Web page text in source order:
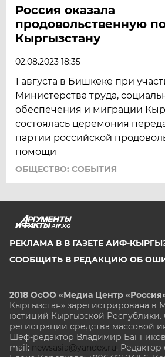
Россия оказала
продовольственную
Кыргызстану
02.08.2023 18:35
1 августа в Бишкеке при
Министерства труда,
обеспечения и миграции
состоялась церемония
партии российской
помощи
ОБЩЕСТВО: СОБЫТИЯ
AIF.KG
РЕКЛАМА В В ГАЗЕТЕ АИФ-
СООБЩИТЬ В РЕДАКЦИЮ ОБ
2018 ОсОО «Медиа Центр
Кыргызстан» зарегистрирована в
юстиций Кыргызской Республики.
регистрации средства массовой
Шеф-редактор Владимир
mail: newsasia@yandex.ru. Редактор